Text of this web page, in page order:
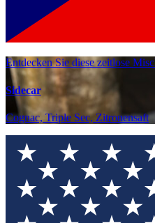
Entdecken Sie diese zeitlose
Sidecar
Cognac, Triple Sec, Zitronensaft